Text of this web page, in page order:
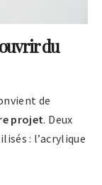
du
de
projet. Deux
: l’acrylique